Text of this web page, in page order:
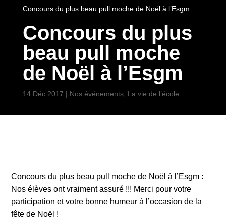
Concours du plus beau pull moche de Noël à l’Esgm
Concours du plus
beau pull moche
de Noël à l’Esgm
14 Déc 2017 | Nos événements, La vie de l’école
Concours du plus beau pull moche de Noël à l’Esgm :
Nos élèves ont vraiment assuré !!! Merci pour votre
participation et votre bonne humeur à l’occasion de la
fête de Noël !